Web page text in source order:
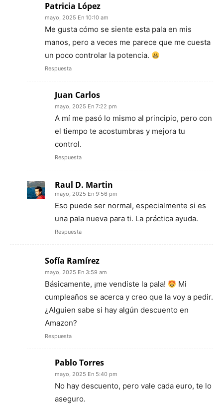
Patricia López
mayo, 2025 En 10:10 am
Me gusta cómo se siente esta pala en mis
manos, pero a veces me parece que me cuesta
un poco controlar la potencia.
Respuesta
Juan Carlos
mayo, 2025 En 7:22 pm
A mí me pasó lo mismo al principio, pero con
el tiempo te acostumbras y mejora tu
control.
Respuesta
Raul D. Martin
mayo, 2025 En 9:56 pm
Eso puede ser normal, especialmente si es
una pala nueva para ti. La práctica ayuda.
Respuesta
Sofía Ramírez
mayo, 2025 En 3:59 am
Básicamente, ¡me vendiste la pala!
Mi
cumpleaños se acerca y creo que la voy a pedir.
¿Alguien sabe si hay algún descuento en
Amazon?
Respuesta
Pablo Torres
mayo, 2025 En 5:40 pm
No hay descuento, pero vale cada euro, te lo
aseguro.